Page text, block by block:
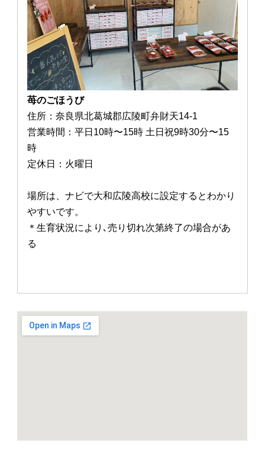
苺のごほうび
住所：奈良県北葛城郡広陵町弁財天14-1
営業時間：平日10時〜15時 土日祝9時30分〜15
時
定休日：火曜日
場所は、ナビで大和広陵高校に設定するとわかり
やすいです。
＊生育状況により､売り切れ次第終了の場合があ
る